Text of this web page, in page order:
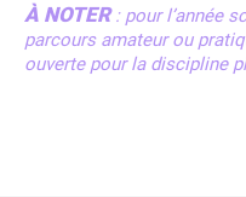
À NOTER: pour l’année
parcours amateur ou
ouverte pour la discipline